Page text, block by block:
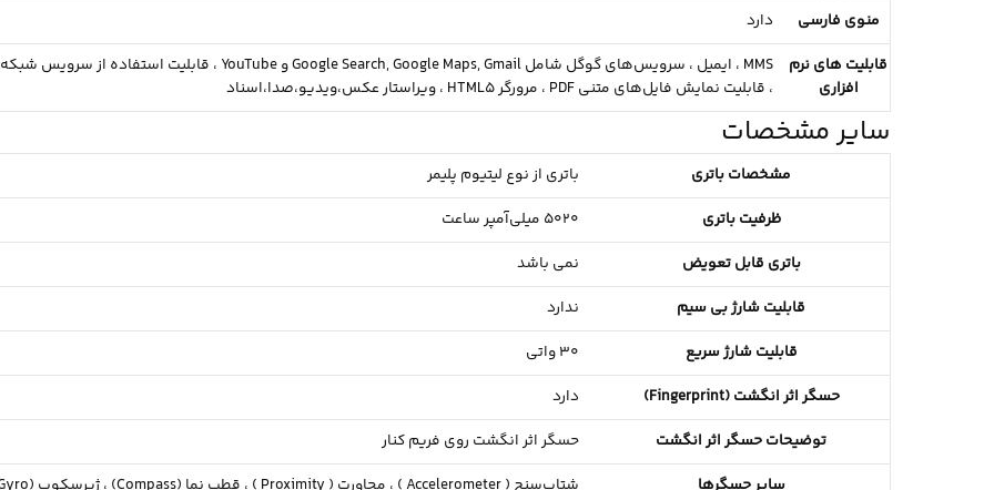
منوی فارسی
دارد
قابلیت های نرم
افزاری
MMS ، ایمیل ، سرویس‌های گوگل شامل Google Search, Google Maps, Gmail و YouTube ، قابلیت استفاده از سرویس
، قابلیت نمایش فایل‌های متنی PDF ، مرورگر HTML5 ، ویراستار عکس،ویدیو،صدا،اسناد
سایر مشخصات
مشخصات باتری
باتری از نوع لیتیوم پلیمر
ظرفیت باتری
5020 میلی‌آمپر ساعت
باتری قابل تعویض
نمی باشد
قابلیت شارژ بی سیم
ندارد
قابلیت شارژ سریع
30 واتی
حسگر اثر انگشت (Fingerprint)
دارد
توضیحات حسگر اثر انگشت
حسگر اثر انگشت روی فریم کنار
سایر حسگرها
شتاب‌سنج ( Accelerometer ) ، مجاورت ( Proximity ) ، قطب نما (Compass) ، ژیرسکوپ (Gyro)